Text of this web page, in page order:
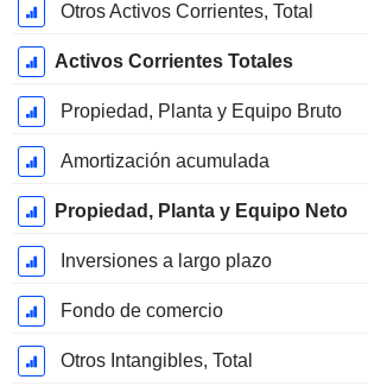
Otros Activos Corrientes, Total
Activos Corrientes Totales
Propiedad, Planta y Equipo Bruto
Amortización acumulada
Propiedad, Planta y Equipo Neto
Inversiones a largo plazo
Fondo de comercio
Otros Intangibles, Total